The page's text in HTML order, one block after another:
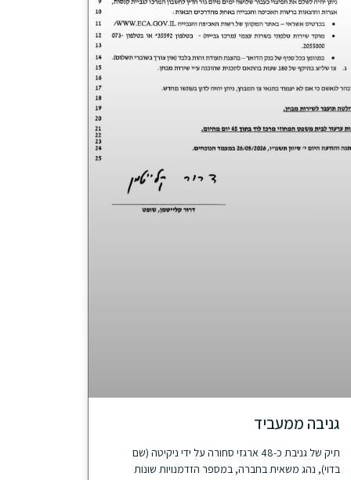
גניבה ממעביד
תיק של גניבת כ-48 ארגזי סחורה על ידי ניקיטה (שם
בדוי), נהג משאית בחברה, במספר הזדמנויות שונות